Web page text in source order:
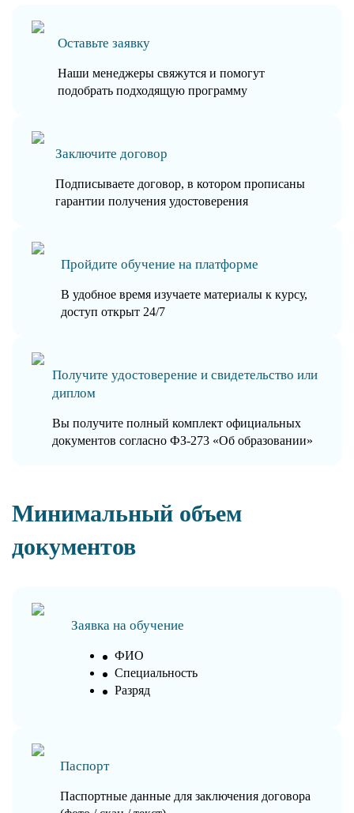
Оставьте заявку
Наши менеджеры свяжутся и помогут
подобрать подходящую программу
Заключите договор
Подписываете договор, в котором прописаны
гарантии получения удостоверения
Пройдите обучение на платформе
В удобное время изучаете материалы к курсу,
доступ открыт 24/7
Получите удостоверение и свидетельство или
диплом
Вы получите полный комплект официальных
документов согласно ФЗ-273 «Об образовании»
Минимальный объем
документов
Заявка на обучение
ФИО
Специальность
Разряд
Паспорт
Паспортные данные для заключения договора